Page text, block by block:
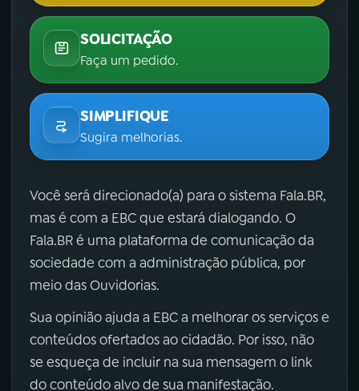
SOLICITAÇÃO
Faça um pedido.
SIMPLIFIQUE
Sugira melhorias.
Você será direcionado(a) para o sistema Fala.BR,
mas é com a EBC que estará dialogando. O
Fala.BR é uma plataforma de comunicação da
sociedade com a administração pública, por
meio das Ouvidorias.
Sua opinião ajuda a EBC a melhorar os serviços e
conteúdos ofertados ao cidadão. Por isso, não
se esqueça de incluir na sua mensagem o link
do conteúdo alvo de sua manifestação.